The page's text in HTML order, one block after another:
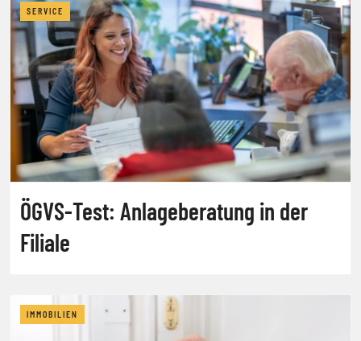
SERVICE
ÖGVS-Test: Anlageberatung in der
Filiale
IMMOBILIEN